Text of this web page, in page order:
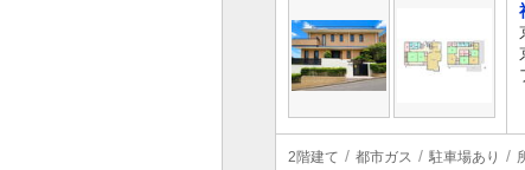
2階建て 都市ガス 駐車場あり